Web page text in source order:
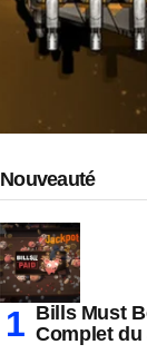
Nouveauté
Bills Must
Complet du